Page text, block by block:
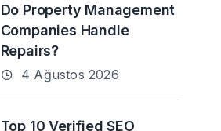
Do Property Management
Companies Handle
Repairs?
4 Ağustos 2026
Top 10 Verified SEO